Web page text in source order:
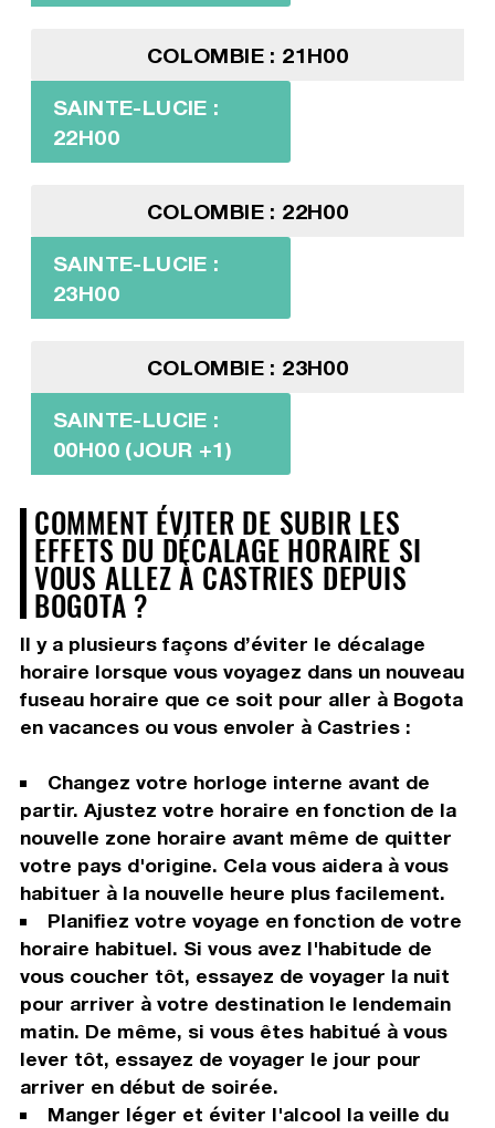
COLOMBIE : 21H00
SAINTE-LUCIE :
22H00
COLOMBIE : 22H00
SAINTE-LUCIE :
23H00
COLOMBIE : 23H00
SAINTE-LUCIE :
00H00 (JOUR +1)
COMMENT ÉVITER DE SUBIR LES
EFFETS DU DÉCALAGE HORAIRE SI
VOUS ALLEZ À CASTRIES DEPUIS
BOGOTA ?
Il y a plusieurs façons d’éviter le décalage
horaire lorsque vous voyagez dans un nouveau
fuseau horaire que ce soit pour aller à Bogota
en vacances ou vous envoler à Castries :
Changez votre horloge interne avant de
partir. Ajustez votre horaire en fonction de la
nouvelle zone horaire avant même de quitter
votre pays d'origine. Cela vous aidera à vous
habituer à la nouvelle heure plus facilement.
Planifiez votre voyage en fonction de votre
horaire habituel. Si vous avez l'habitude de
vous coucher tôt, essayez de voyager la nuit
pour arriver à votre destination le lendemain
matin. De même, si vous êtes habitué à vous
lever tôt, essayez de voyager le jour pour
arriver en début de soirée.
Manger léger et éviter l'alcool la veille du